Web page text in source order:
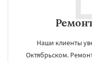
Наши клиенты
Октябрьском.